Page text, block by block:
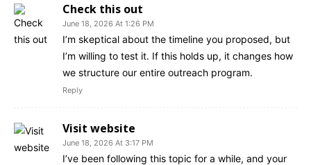
Check this out
June 18, 2026 At 1:26 PM
I’m skeptical about the timeline you proposed, but
I’m willing to test it. If this holds up, it changes how
we structure our entire outreach program.
Reply
Visit website
June 18, 2026 At 3:17 PM
I’ve been following this topic for a while, and your